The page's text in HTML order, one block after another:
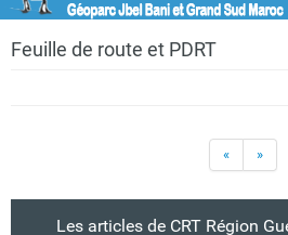
Close
Feuille de route et PDRT
« »
Les articles de CRT Région